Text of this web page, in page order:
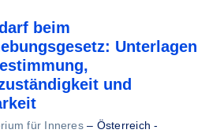
beim
Unterlagen
und
für Inneres– Österreich -